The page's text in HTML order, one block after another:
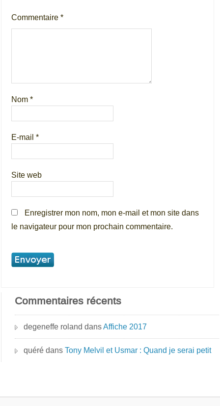
Commentaire*
Nom*
E-mail*
Site web
Enregistrer mon nom, mon e-mail et mon site dans
le navigateur pour mon prochain commentaire.
Commentaires récents
degeneffe roland dansAffiche 2017
quéré dansTony Melvil et Usmar : Quand je serai petit